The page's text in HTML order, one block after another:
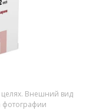
Внешний вид
фотографии